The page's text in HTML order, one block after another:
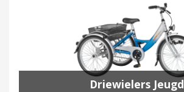
Driewielers Jeugd